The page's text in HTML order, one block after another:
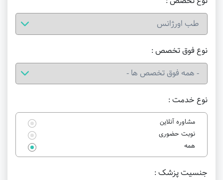
نوع خدمت :
مشاوره آنلاین
نوبت حضوری
همه
نوع فوق تخصص :
جنسیت پزشک :